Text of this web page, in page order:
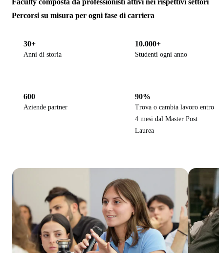
Faculty composta da professionisti attivi nei rispettivi settori
Percorsi su misura per ogni fase di carriera
30+
Anni di storia
10.000+
Studenti ogni anno
600
Aziende partner
90%
Trova o cambia lavoro entro
4 mesi dal Master Post
Laurea